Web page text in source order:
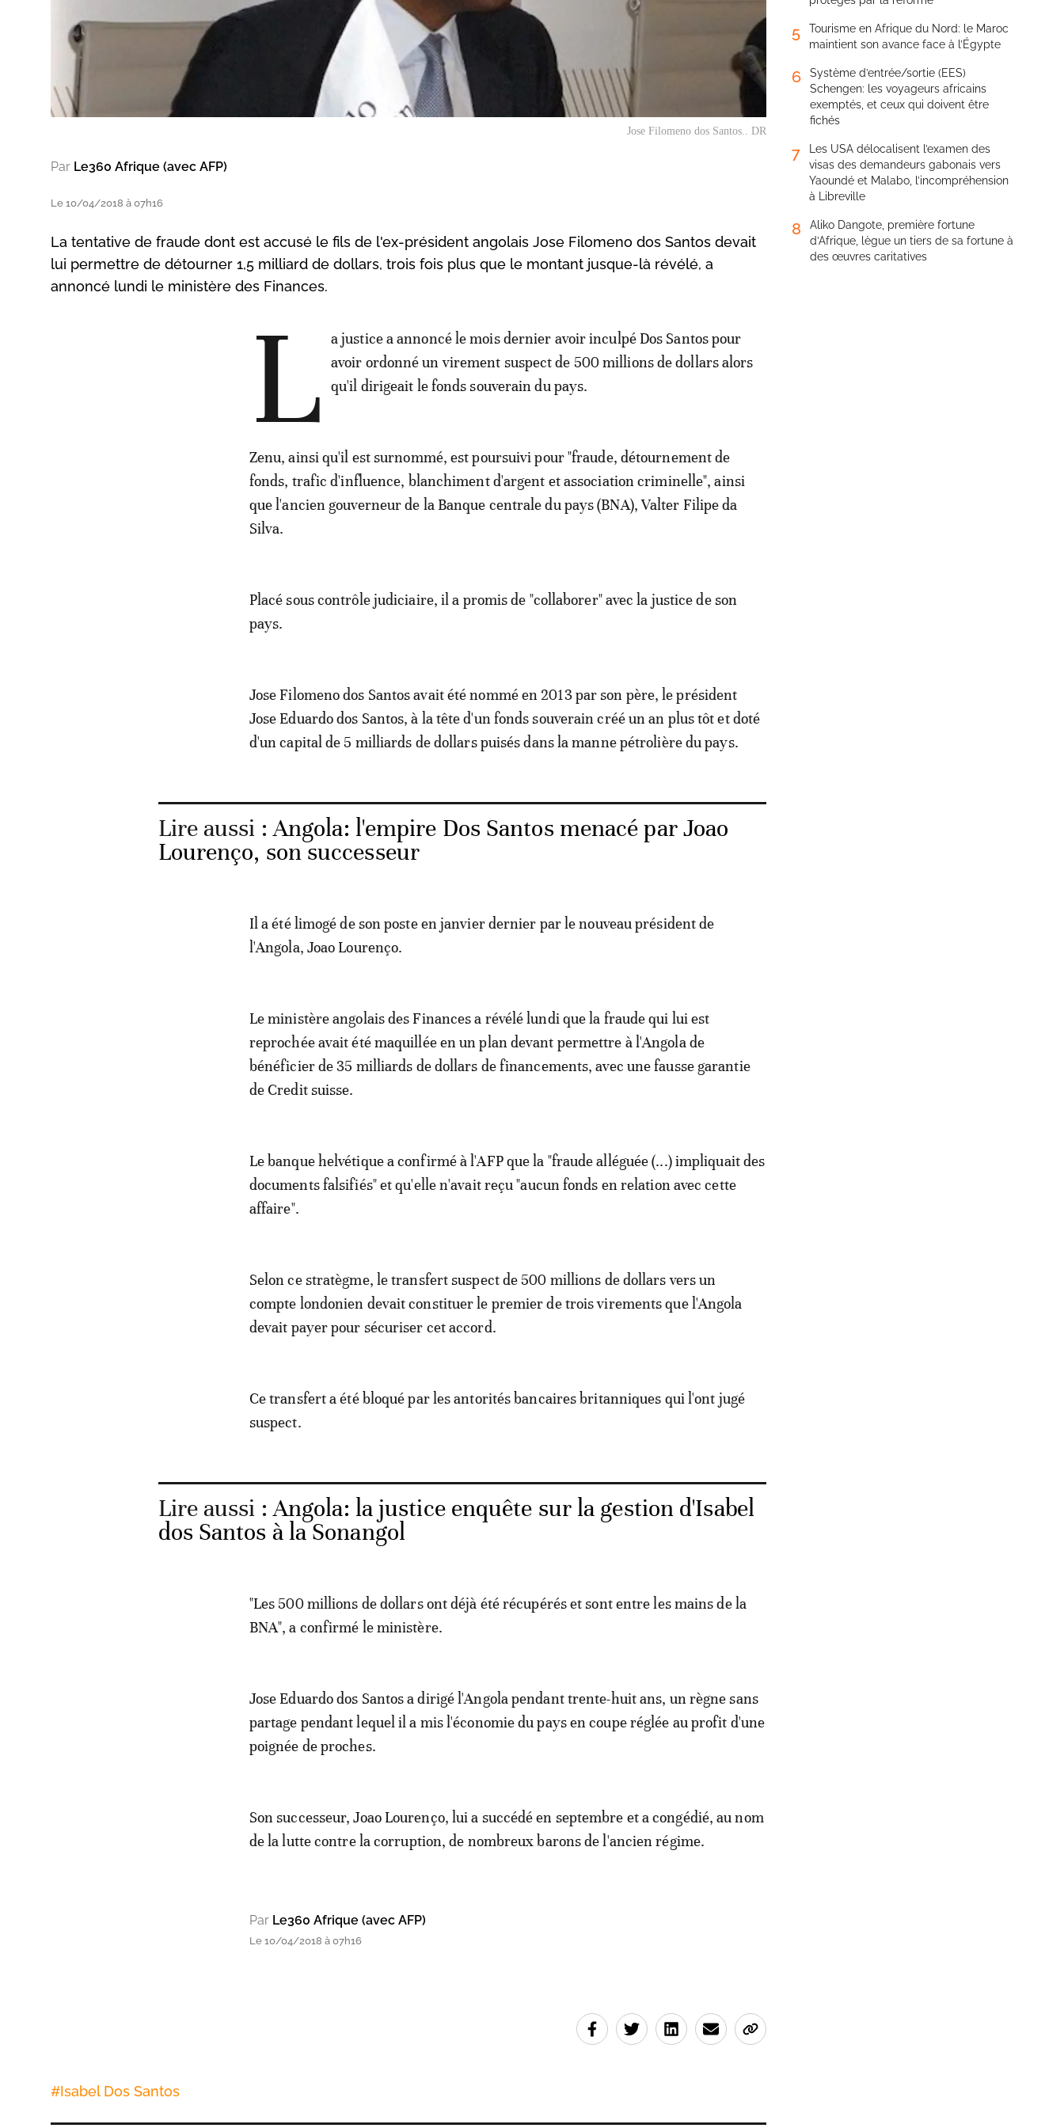
Jose Filomeno dos Santos.. DR
Par Le360 Afrique (avec AFP)
Le 10/04/2018 à 07h16
La tentative de fraude dont est accusé le fils de l'ex-président angolais Jose Filomeno dos Santos devait
lui permettre de détourner 1,5 milliard de dollars, trois fois plus que le montant jusque-là révélé, a
annoncé lundi le ministère des Finances.
L
a justice a annoncé le mois dernier avoir inculpé Dos Santos pour
avoir ordonné un virement suspect de 500 millions de dollars alors
qu'il dirigeait le fonds souverain du pays.
Zenu, ainsi qu'il est surnommé, est poursuivi pour "fraude, détournement de
fonds, trafic d'influence, blanchiment d'argent et association criminelle", ainsi
que l'ancien gouverneur de la Banque centrale du pays (BNA), Valter Filipe da
Silva.
Placé sous contrôle judiciaire, il a promis de "collaborer" avec la justice de son
pays.
Jose Filomeno dos Santos avait été nommé en 2013 par son père, le président
Jose Eduardo dos Santos, à la tête d'un fonds souverain créé un an plus tôt et doté
d'un capital de 5 milliards de dollars puisés dans la manne pétrolière du pays.
Lire aussi :Angola: l'empire Dos Santos menacé par Joao
Lourenço, son successeur
Il a été limogé de son poste en janvier dernier par le nouveau président de
l'Angola, Joao Lourenço.
Le ministère angolais des Finances a révélé lundi que la fraude qui lui est
reprochée avait été maquillée en un plan devant permettre à l'Angola de
bénéficier de 35 milliards de dollars de financements, avec une fausse garantie
de Credit suisse.
Le banque helvétique a confirmé à l'AFP que la "fraude alléguée (...) impliquait des
documents falsifiés" et qu'elle n'avait reçu "aucun fonds en relation avec cette
affaire".
Selon ce stratègme, le transfert suspect de 500 millions de dollars vers un
compte londonien devait constituer le premier de trois virements que l'Angola
devait payer pour sécuriser cet accord.
Ce transfert a été bloqué par les antorités bancaires britanniques qui l'ont jugé
suspect.
Lire aussi :Angola: la justice enquête sur la gestion d'Isabel
dos Santos à la Sonangol
"Les 500 millions de dollars ont déjà été récupérés et sont entre les mains de la
BNA", a confirmé le ministère.
Jose Eduardo dos Santos a dirigé l'Angola pendant trente-huit ans, un règne sans
partage pendant lequel il a mis l'économie du pays en coupe réglée au profit d'une
poignée de proches.
Son successeur, Joao Lourenço, lui a succédé en septembre et a congédié, au nom
de la lutte contre la corruption, de nombreux barons de l'ancien régime.
Par Le360 Afrique (avec AFP)
Le 10/04/2018 à 07h16
#Isabel Dos Santos
5
Tourisme en Afrique du Nord: le Maroc
maintient son avance face à l’Égypte
6
Système d’entrée/sortie (EES)
Schengen: les voyageurs africains
exemptés, et ceux qui doivent être
fichés
7
Les USA délocalisent l’examen des
visas des demandeurs gabonais vers
Yaoundé et Malabo, l’incompréhension
à Libreville
8
Aliko Dangote, première fortune
d’Afrique, lègue un tiers de sa fortune à
des œuvres caritatives